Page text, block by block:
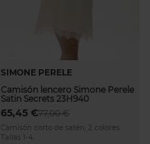
SIMONE PERELE
Camisón lencero Simone Perele
Satin Secrets 23H940
77,00 €
65,45 €
Camisón corto de satén. 2 colores.
Tallas 1-4.